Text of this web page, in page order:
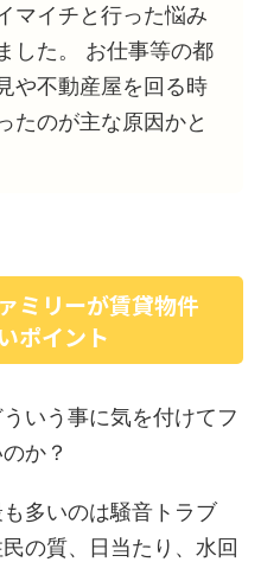
マイチと行った悩み
した。 お仕事等の都
や不動産屋を回る時
たのが主な原因かと
ミリーが賃貸物件
ポイント
いう事に気を付けてフ
か？
多いのは騒音トラブ
の質、日当たり、水回